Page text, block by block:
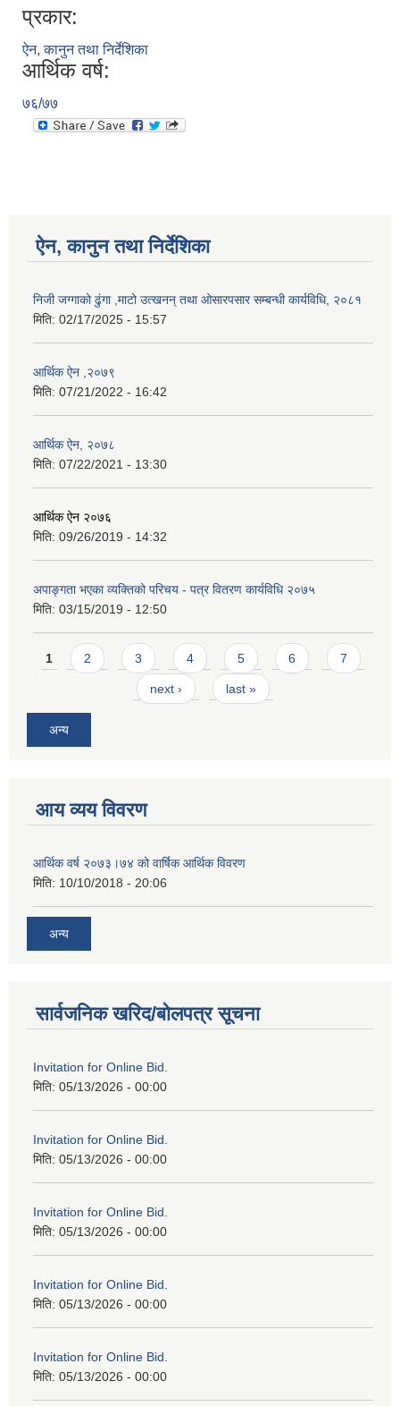
प्रकार:
ऐन, कानुन तथा निर्देशिका
आर्थिक वर्ष:
७६/७७
ऐन, कानुन तथा निर्देशिका
निजी जग्गाको ढुंगा ,माटो उत्खनन् तथा ओसारपसार सम्बन्धी कार्यविधि, २०८१
मिति: 02/17/2025 - 15:57
आर्थिक ऐन ,२०७९
मिति: 07/21/2022 - 16:42
आर्थिक ऐन, २०७८
मिति: 07/22/2021 - 13:30
आर्थिक ऐन २०७६
मिति: 09/26/2019 - 14:32
अपाङ्गता भएका व्यक्तिको परिचय - पत्र वितरण कार्यविधि २०७५
मिति: 03/15/2019 - 12:50
Pages
1 2 3 4 5 6 7
next › last »
अन्य
आय व्यय विवरण
आर्थिक वर्ष २०७३।७४ को वार्षिक आर्थिक विवरण
मिति: 10/10/2018 - 20:06
अन्य
सार्वजनिक खरिद/बोलपत्र सूचना
Invitation for Online Bid.
मिति: 05/13/2026 - 00:00
Invitation for Online Bid.
मिति: 05/13/2026 - 00:00
Invitation for Online Bid.
मिति: 05/13/2026 - 00:00
Invitation for Online Bid.
मिति: 05/13/2026 - 00:00
Invitation for Online Bid.
मिति: 05/13/2026 - 00:00